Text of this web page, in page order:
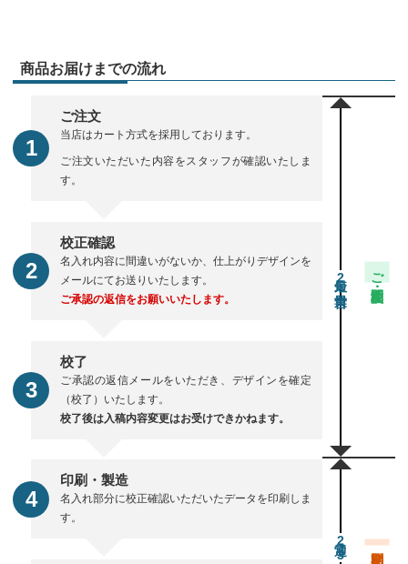
商品お届けまでの流れ
ご注文
当店はカート方式を採用しております。
ご注文いただいた内容をスタッフが確認いたしま
す。
校正確認
名入れ内容に間違いがないか、仕上がりデザインを
メールにてお送りいたします。
ご承認の返信をお願いいたします。
校了
ご承認の返信メールをいただき、デザインを確定
（校了）いたします。
校了後は入稿内容変更はお受けできかねます。
2 ご注文・校正期間
印刷・製造
名入れ部分に校正確認いただいたデータを印刷しま
す。
通常23営業日後出荷